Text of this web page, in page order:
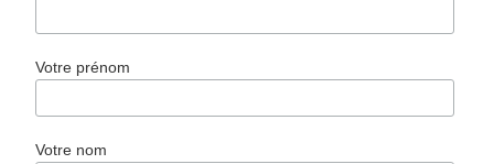
Votre prénom
Votre nom